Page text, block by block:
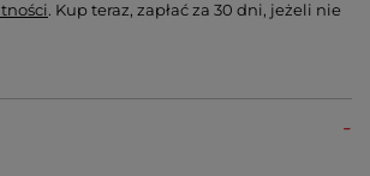
. Kup teraz, zapłać za 30 dni, jeżeli nie